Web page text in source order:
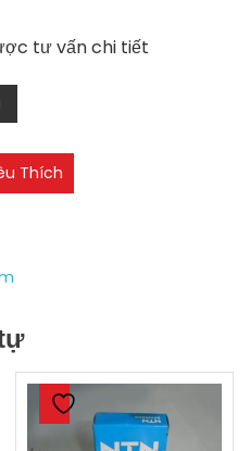
tư vấn chi tiết
Thích